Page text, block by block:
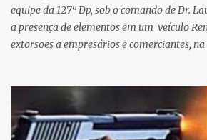
equipe da 127ª Dp, sob o comando de Dr.
a presença de elementos em um veículo
extorsões a empresários e comerciantes, na
fugir da cidade Buziana. Um dos detidos
baleado na perna na troca de tiros . Na
pistolas e uma réplica de fuzil, foram